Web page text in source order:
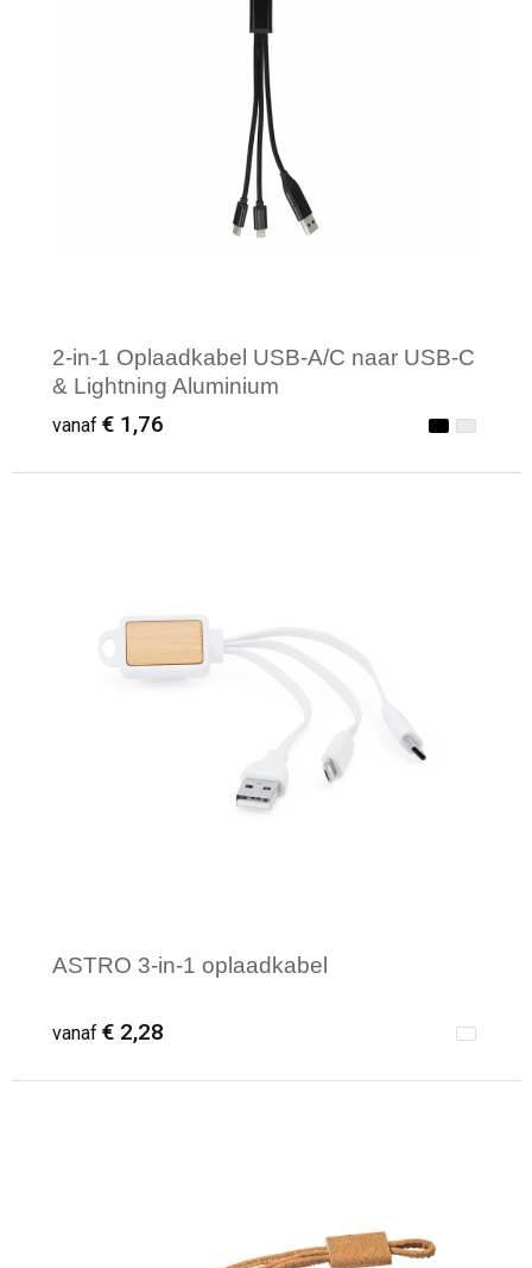
2-in-1 Oplaadkabel USB-A/C naar USB-C
& Lightning Aluminium
vanaf € 1,76
ASTRO 3-in-1 oplaadkabel
vanaf € 2,28